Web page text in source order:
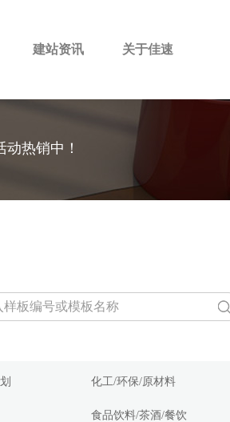
建站资讯 关于佳速
动热销中！
化工/环保/原材料
食品饮料/茶酒/餐饮